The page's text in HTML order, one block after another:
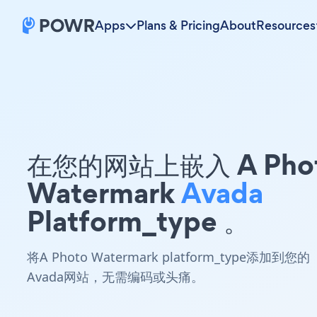
Apps Plans & PricingAboutResources
在您的网站上嵌入 A
WatermarkAvada
Platform_type 。
将A Photo Watermark platform_type添加到您的
Avada网站，无需编码或头痛。